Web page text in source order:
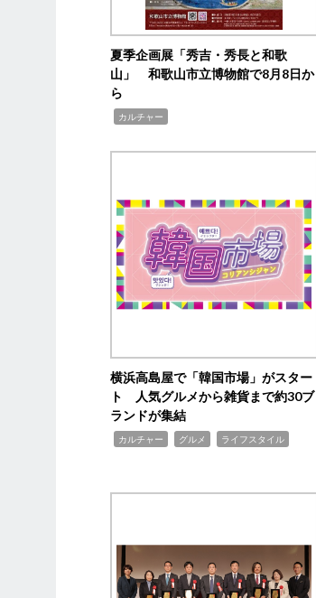
夏季企画展「秀吉・秀長と和歌
山」 和歌山市立博物館で8月8日か
ら
カルチャー
横浜高島屋で「韓国市場」がスター
ト 人気グルメから雑貨まで約30ブ
ランドが集結
カルチャー グルメ ライフスタイル